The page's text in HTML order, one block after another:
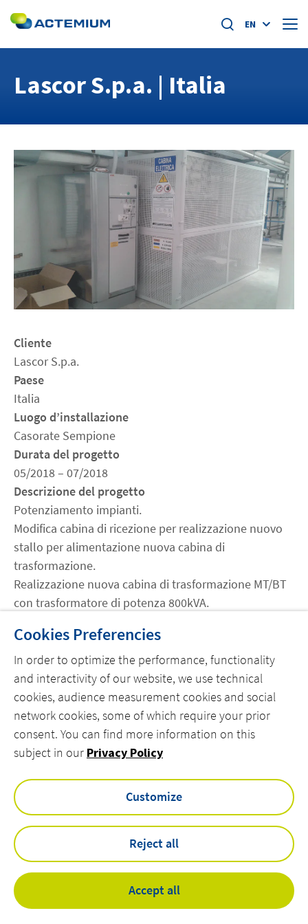
Industries
Careers
linkedinfacebookinstagram
Search
EN
Lascor S.p.a. | Italia
Cliente
Lascor S.p.a.
Paese
Italia
Luogo d’installazione
Casorate Sempione
Durata del progetto
05/2018 – 07/2018
Descrizione del progetto
Potenziamento impianti.
Modifica cabina di ricezione per realizzazione nuovo
stallo per alimentazione nuova cabina di
trasformazione.
Realizzazione nuova cabina di trasformazione MT/BT
con trasformatore di potenza 800kVA.
nuova cabina realizzata.
SITEMAP
linkedinfacebookinstagramyoutube
Privacy Policy
Privacy and Cookie Policy
Legal Information
Corporate Social Responsibility
Actemium - All rights reserved 2026
Cookies Preferencies
In order to optimize the performance, functionality
and interactivity of our website, we use technical
cookies, audience measurement cookies and social
network cookies, some of which require your prior
consent. You can find more information on this
subject in our Privacy Policy
Customize
Reject all
Accept all